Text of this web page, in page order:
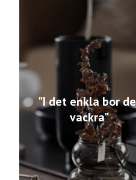
"I det enkla bor
vackra"